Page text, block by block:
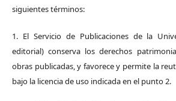
siguientes términos:
1. El Servicio de Publicaciones de la
editorial) conserva los derechos
obras publicadas, y favorece y permite la
bajo la licencia de uso indicada en el punto 2.